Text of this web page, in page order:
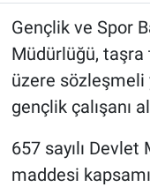
Gençlik ve Spor
Müdürlüğü,
üzere
gençlik çalışanı
657 sayılı Devlet
maddesi